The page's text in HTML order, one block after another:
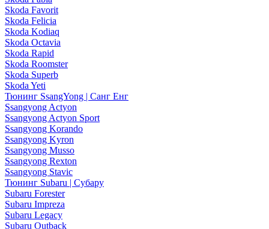
Skoda Favorit
Skoda Felicia
Skoda Kodiaq
Skoda Octavia
Skoda Rapid
Skoda Roomster
Skoda Superb
Skoda Yeti
Тюнинг SsangYong | Санг Енг
Ssangyong Actyon
Ssangyong Actyon Sport
Ssangyong Korando
Ssangyong Kyron
Ssangyong Musso
Ssangyong Rexton
Ssangyong Stavic
Тюнинг Subaru | Субару
Subaru Forester
Subaru Impreza
Subaru Legacy
Subaru Outback